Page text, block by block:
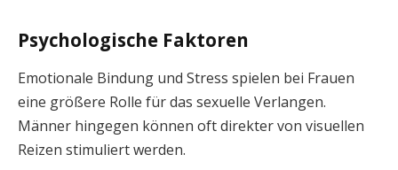
Psychologische Faktoren
Emotionale Bindung und Stress spielen bei Frauen
eine größere Rolle für das sexuelle Verlangen.
Männer hingegen können oft direkter von visuellen
Reizen stimuliert werden.